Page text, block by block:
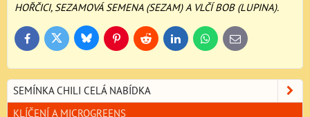
HOŘČICI, SEZAMOVÁ SEMENA (SEZAM) A VLČÍ BOB (LUPINA).
FacebookTwitter BlueskyPinterestReddit LinkedInWhatsApp
E-
mail
SEMÍNKA CHILI CELÁ NABÍDKA
KLÍČENÍ A MICROGREENS